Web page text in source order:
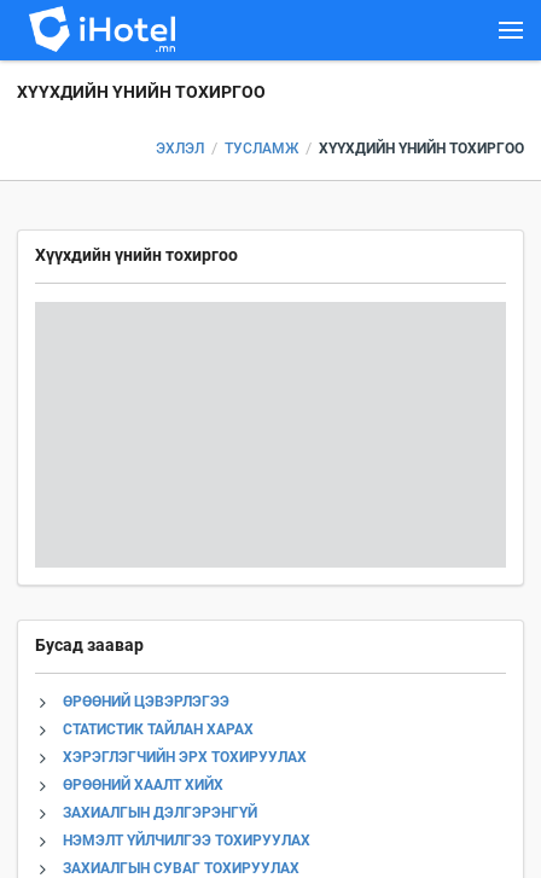
ХҮҮХДИЙН ҮНИЙН ТОХИРГОО
ЭХЛЭЛ / ТУСЛАМЖ / ХҮҮХДИЙН ҮНИЙН ТОХИРГОО
Хүүхдийн үнийн тохиргоо
Бусад заавар
ӨРӨӨНИЙ ЦЭВЭРЛЭГЭЭ
СТАТИСТИК ТАЙЛАН ХАРАХ
ХЭРЭГЛЭГЧИЙН ЭРХ ТОХИРУУЛАХ
ӨРӨӨНИЙ ХААЛТ ХИЙХ
ЗАХИАЛГЫН ДЭЛГЭРЭНГҮЙ
НЭМЭЛТ ҮЙЛЧИЛГЭЭ ТОХИРУУЛАХ
ЗАХИАЛГЫН СУВАГ ТОХИРУУЛАХ